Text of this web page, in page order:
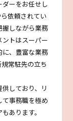
ダーをお任せし
依頼されてい
握しながら業務
ントはスーパー
に、豊富な業務
常駐先の立ち
しており、リ
て事務職を極め
あります。